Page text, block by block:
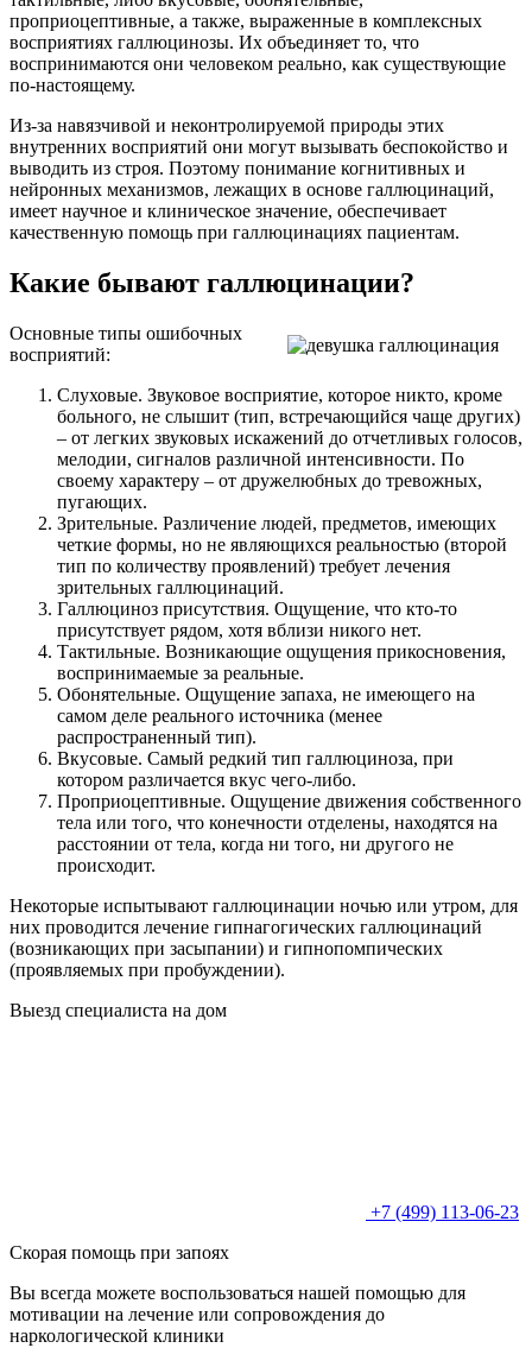
проприоцептивные, а также, выраженные в комплексных
восприятиях галлюцинозы. Их объединяет то, что
воспринимаются они человеком реально, как существующие
по-настоящему.
Из-за навязчивой и неконтролируемой природы этих
внутренних восприятий они могут вызывать беспокойство и
выводить из строя. Поэтому понимание когнитивных и
нейронных механизмов, лежащих в основе галлюцинаций,
имеет научное и клиническое значение, обеспечивает
качественную помощь при галлюцинациях пациентам.
Какие бывают галлюцинации?
Основные типы ошибочных
восприятий:
Слуховые. Звуковое восприятие, которое никто, кроме
больного, не слышит (тип, встречающийся чаще других)
– от легких звуковых искажений до отчетливых голосов,
мелодии, сигналов различной интенсивности. По
своему характеру – от дружелюбных до тревожных,
пугающих.
Зрительные. Различение людей, предметов, имеющих
четкие формы, но не являющихся реальностью (второй
тип по количеству проявлений) требует лечения
зрительных галлюцинаций.
Галлюциноз присутствия. Ощущение, что кто-то
присутствует рядом, хотя вблизи никого нет.
Тактильные. Возникающие ощущения прикосновения,
воспринимаемые за реальные.
Обонятельные. Ощущение запаха, не имеющего на
самом деле реального источника (менее
распространенный тип).
Вкусовые. Самый редкий тип галлюциноза, при
котором различается вкус чего-либо.
Проприоцептивные. Ощущение движения собственного
тела или того, что конечности отделены, находятся на
расстоянии от тела, когда ни того, ни другого не
происходит.
Некоторые испытывают галлюцинации ночью или утром, для
них проводится лечение гипнагогических галлюцинаций
(возникающих при засыпании) и гипнопомпических
(проявляемых при пробуждении).
Выезд специалиста на дом
+7 (499) 113-06-23
Скорая помощь при запоях
Вы всегда можете воспользоваться нашей помощью для
мотивации на лечение или сопровождения до
наркологической клиники